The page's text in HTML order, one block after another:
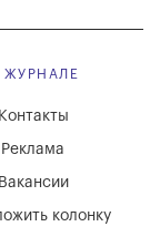
ЖУРНАЛЕ
Вакансии
Реклама
Контакты
колонку